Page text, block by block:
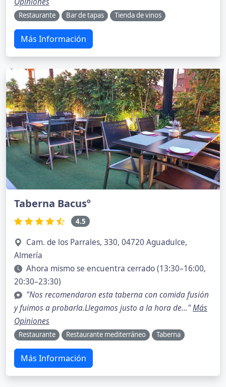
Restaurante Bar de tapas Tienda de vinos
Más Información
Taberna Bacusº
4.5
Cam. de los Parrales, 330, 04720 Aguadulce,
Almería
Ahora mismo se encuentra cerrado (13:30–16:00,
20:30–23:30)
"Nos recomendaron esta taberna con comida fusión
y fuimos a probarla.Llegamos justo a la hora de..."Más
Opiniones
Restaurante Restaurante mediterráneo Taberna
Más Información